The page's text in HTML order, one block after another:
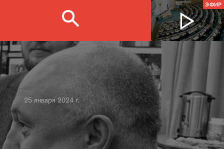
ЭФИР
25 января 2024 г.